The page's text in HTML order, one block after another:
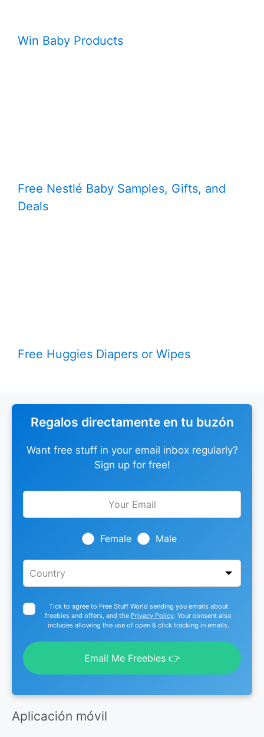
Win Baby Products
Free Nestlé Baby Samples, Gifts, and
Deals
Free Huggies Diapers or Wipes
Regalos directamente en tu buzón
Want free stuff in your email inbox regularly?
Sign up for free!
Leave
Female Male
Tick to agree to Free Stuff World sending you emails about
freebies and offers, and the Privacy Policy. Your consent also
includes allowing the use of open & click tracking in emails.
Email Me Freebies 👉
Aplicación móvil